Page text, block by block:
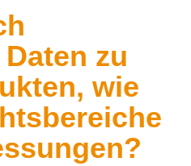
zu
wie